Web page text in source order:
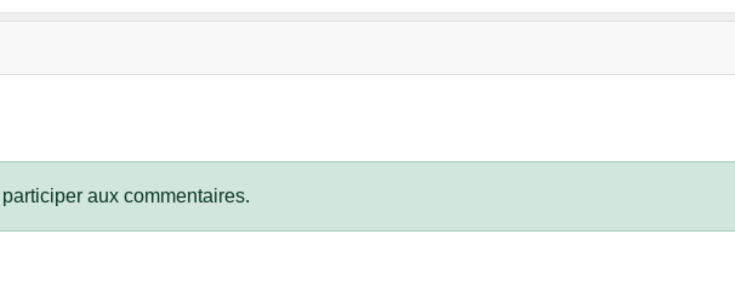
aux commentaires.